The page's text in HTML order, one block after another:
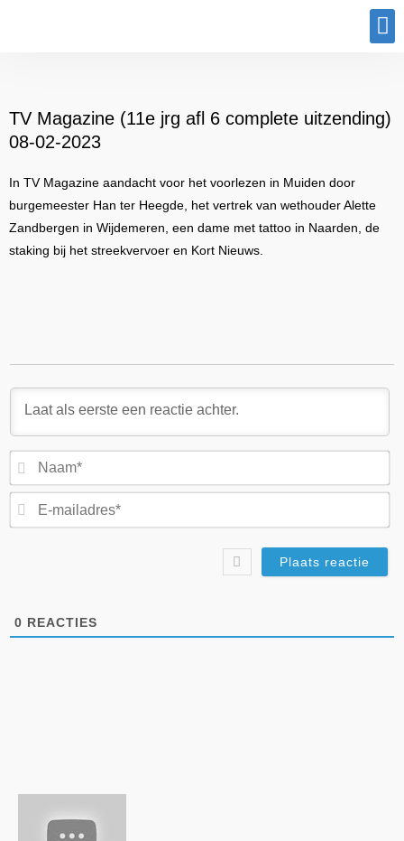
TV Magazine (11e jrg afl 6 complete uitzending)
08-02-2023
In TV Magazine aandacht voor het voorlezen in Muiden door
burgemeester Han ter Heegde, het vertrek van wethouder Alette
Zandbergen in Wijdemeren, een dame met tattoo in Naarden, de
staking bij het streekvervoer en Kort Nieuws.
0 REACTIES